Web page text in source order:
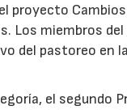
proyecto
Los miembros
del pastoreo en
el segundo